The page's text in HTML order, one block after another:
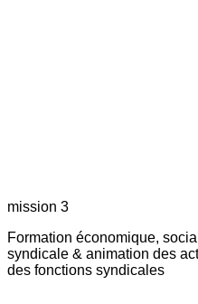
mission 3
Formation économique,
syndicale & animation des
des fonctions syndicales